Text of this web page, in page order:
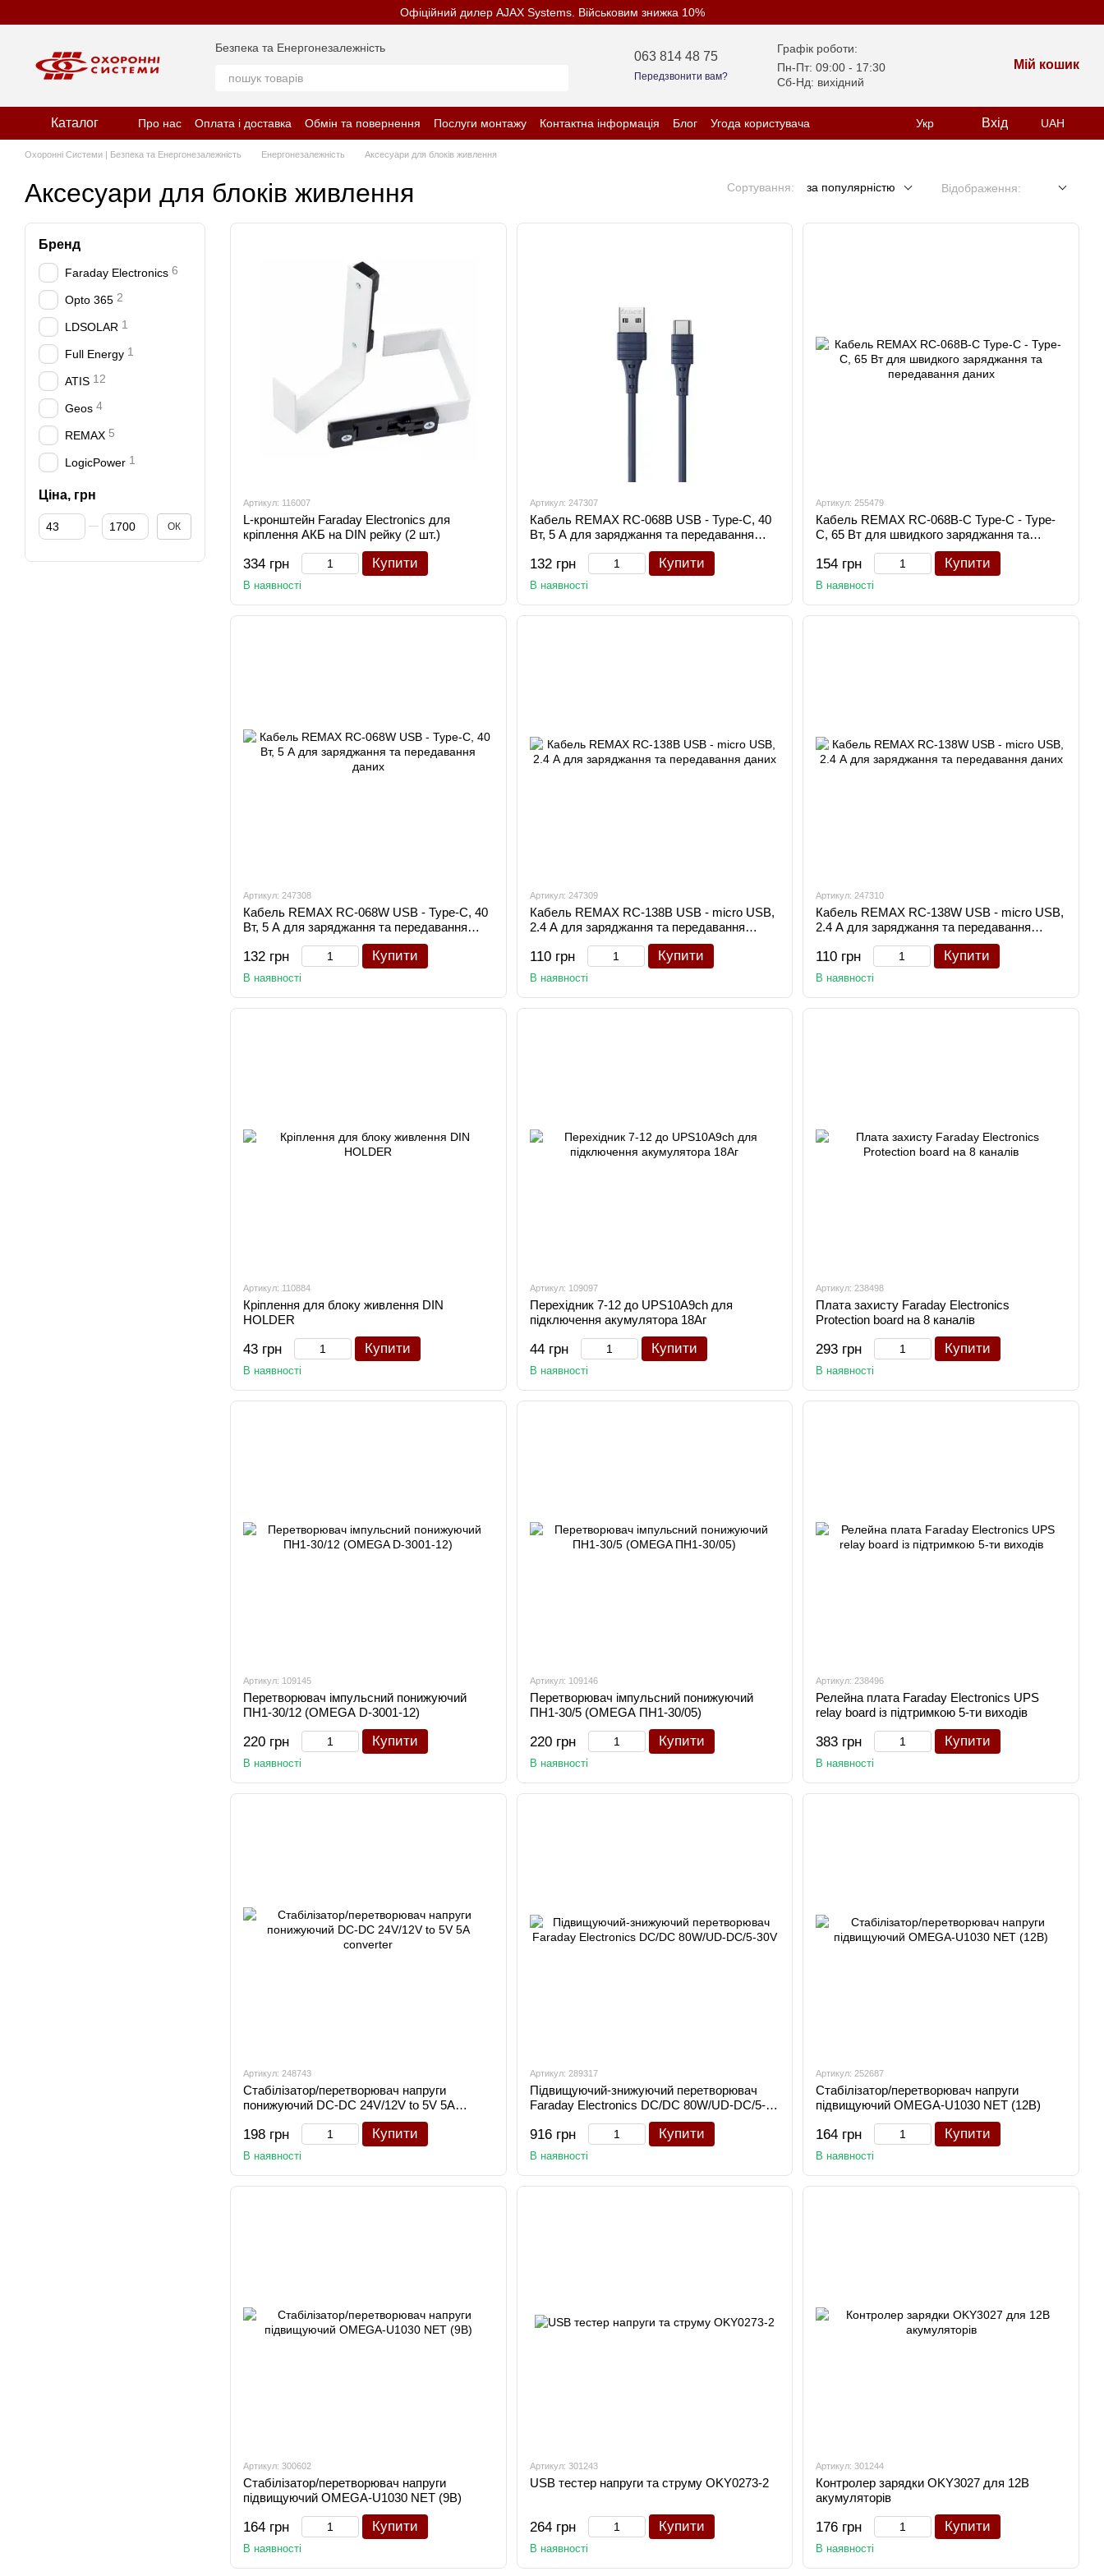
Офіційний дилер AJAX Systems. Військовим знижка 10%
Безпека та Енергонезалежність
063 814 48 75
Передзвонити вам?
Графік роботи:
Пн-Пт: 09:00 - 17:30
Сб-Нд: вихідний
Мій кошик
Каталог Про нас Оплата і доставка Обмін та повернення Послуги монтажу Контактна інформація Блог
Угода користувача
Відгуки про магазин
Політика конфіденційності
Укр Вхід UAH
Охоронні Системи | Безпека та Енергонезалежність Енергонезалежність Аксесуари для блоків живлення
Аксесуари для блоків живлення Сортування: за популярністю Відображення:
Артикул: 116007
L-кронштейн Faraday Electronics для
кріплення АКБ на DIN рейку (2 шт.)
334 грн Купити
В наявності
Артикул: 247307
Кабель REMAX RC-068B USB - Type-C, 40
Вт, 5 А для заряджання та передавання
132 грн Купити
В наявності
Артикул: 255479
Кабель REMAX RC-068B-C Type-C - Type-
C, 65 Вт для швидкого заряджання та
154 грн Купити
В наявності
Артикул: 247308
Кабель REMAX RC-068W USB - Type-C, 40
Вт, 5 А для заряджання та передавання
132 грн Купити
В наявності
Артикул: 247309
Кабель REMAX RC-138B USB - micro USB,
2.4 А для заряджання та передавання
110 грн Купити
В наявності
Артикул: 247310
Кабель REMAX RC-138W USB - micro USB,
2.4 А для заряджання та передавання
110 грн Купити
В наявності
Артикул: 110884
Кріплення для блоку живлення DIN
HOLDER
43 грн Купити
В наявності
Артикул: 109097
Перехідник 7-12 до UPS10A9ch для
підключення акумулятора 18Аг
44 грн Купити
В наявності
Артикул: 238498
Плата захисту Faraday Electronics
Protection board на 8 каналів
293 грн Купити
В наявності
Артикул: 109145
Перетворювач імпульсний понижуючий
ПН1-30/12 (OMEGA D-3001-12)
220 грн Купити
В наявності
Артикул: 109146
Перетворювач імпульсний понижуючий
ПН1-30/5 (OMEGA ПН1-30/05)
220 грн Купити
В наявності
Артикул: 238496
Релейна плата Faraday Electronics UPS
relay board із підтримкою 5-ти виходів
383 грн Купити
В наявності
Артикул: 248743
Стабілізатор/перетворювач напруги
понижуючий DC-DC 24V/12V to 5V 5A
198 грн Купити
В наявності
Артикул: 289317
Підвищуючий-знижуючий перетворювач
Faraday Electronics DC/DC 80W/UD-DC/5-
916 грн Купити
В наявності
Артикул: 252687
Стабілізатор/перетворювач напруги
підвищуючий OMEGA-U1030 NET (12В)
164 грн Купити
В наявності
Артикул: 300602
Стабілізатор/перетворювач напруги
підвищуючий OMEGA-U1030 NET (9В)
164 грн Купити
В наявності
Артикул: 301243
USB тестер напруги та струму OKY0273-2
264 грн Купити
В наявності
Артикул: 301244
Контролер зарядки OKY3027 для 12В
акумуляторів
176 грн Купити
В наявності
Бренд
Faraday Electronics 6
Opto 365 2
LDSOLAR 1
Full Energy 1
ATIS 12
Geos 4
REMAX 5
LogicPower 1
Ціна, грн
Від Ціна, грн
До Ціна, грн ОК